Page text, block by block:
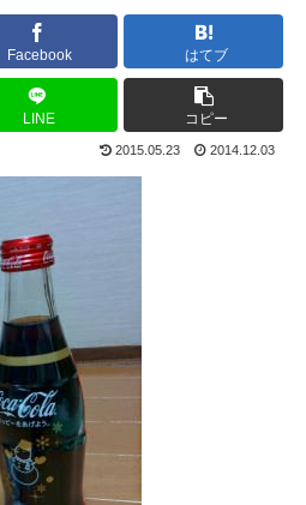
Facebook はてブ
LINE コピー
2015.05.23 2014.12.03